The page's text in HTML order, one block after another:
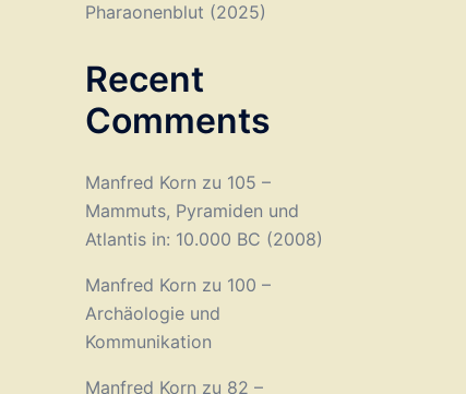
Pharaonenblut (2025)
Recent
Comments
Manfred Korn zu 105 –
Mammuts, Pyramiden und
Atlantis in: 10.000 BC (2008)
Manfred Korn zu 100 –
Archäologie und
Kommunikation
Manfred Korn zu 82 –